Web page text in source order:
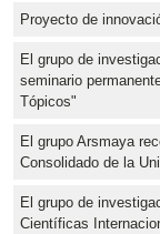
Proyecto de
El grupo de
seminario
Tópicos"
El grupo Arsmaya
Consolidado de la
El grupo de
Científicas